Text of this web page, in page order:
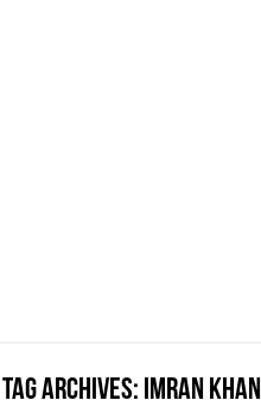
Tag Archives: Imran Khan